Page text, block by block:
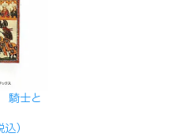
騎士と
）